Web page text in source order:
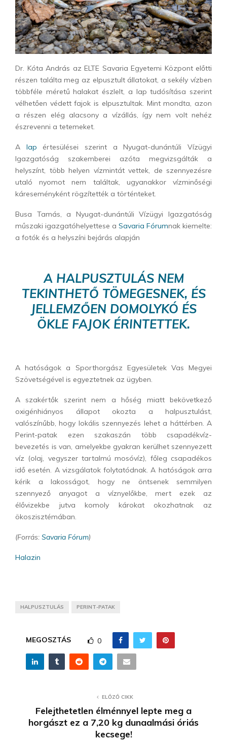
Dr. Kóta András az ELTE Savaria Egyetemi Központ előtti
részen találta meg az elpusztult állatokat, a sekély vízben
többféle méretű halakat észlelt, a lap tudósítása szerint
vélhetően védett fajok is elpusztultak. Mint mondta, azon
a részen elég alacsony a vízállás, így nem volt nehéz
észrevenni a tetemeket.
A lap értesülései szerint a Nyugat-dunántúli Vízügyi
Igazgatóság szakemberei azóta megvizsgálták a
helyszínt, több helyen vízmintát vettek, de szennyezésre
utaló nyomot nem találtak, ugyanakkor vízminőségi
káreseményként rögzítették a történteket.
Busa Tamás, a Nyugat-dunántúli Vízügyi Igazgatóság
műszaki igazgatóhelyettese a Savaria Fórumnak kiemelte:
a fotók és a helyszíni bejárás alapján
A HALPUSZTULÁS NEM
TEKINTHETŐ TÖMEGESNEK, ÉS
JELLEMZŐEN DOMOLYKÓ ÉS
ÖKLE FAJOK ÉRINTETTEK.
A hatóságok a Sporthorgász Egyesületek Vas Megyei
Szövetségével is egyeztetnek az ügyben.
A szakértők szerint nem a hőség miatt bekövetkező
oxigénhiányos állapot okozta a halpusztulást,
valószínűbb, hogy lokális szennyezés lehet a háttérben. A
Perint-patak ezen szakaszán több csapadékvíz-
bevezetés is van, amelyekbe gyakran kerülhet szennyezett
víz (olaj, vegyszer tartalmú mosóvíz), főleg csapadékos
idő esetén. A vizsgálatok folytatódnak. A hatóságok arra
kérik a lakosságot, hogy ne öntsenek semmilyen
szennyező anyagot a víznyelőkbe, mert ezek az
élővizekbe jutva komoly károkat okozhatnak az
ökoszisztémában.
(Forrás: Savaria Fórum)
Halazin
HALPUSZTULÁS PERINT-PATAK
MEGOSZTÁS 0
ELŐZŐ CIKK
Felejthetetlen élménnyel lepte meg a
horgászt ez a 7,20 kg dunaalmási óriás
kecsege!